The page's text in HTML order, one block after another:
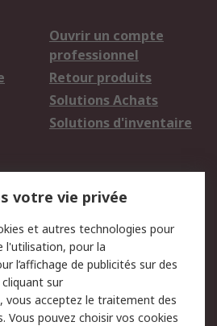
Ouvrir un compte
professionnel
Retour produits
Solutions Achats
Solutions d'inventaire
à
Sécurité des E-mails
Politique anti-
votre vie privée
et autres technologies pour
l'utilisation, pour la
l’affichage de publicités sur des
sur
vous acceptez le traitement des
Vous pouvez choisir vos cookies